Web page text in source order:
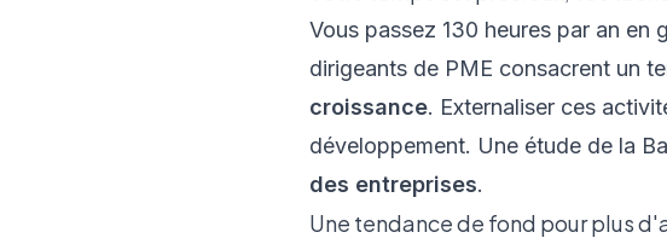
Vous passez 130 heures par an en
dirigeants de PME consacrent un
croissance. Externaliser ces
développement. Une étude de la
des entreprises.
Une tendance de fond pour plus